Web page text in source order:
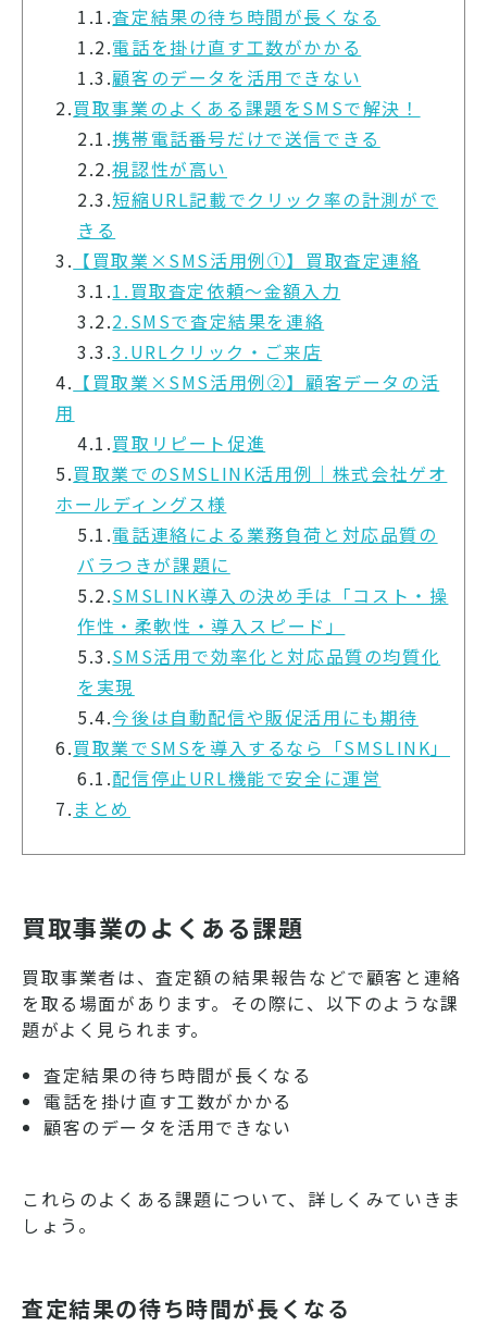
1.1.査定結果の待ち時間が長くなる
1.2.電話を掛け直す工数がかかる
1.3.顧客のデータを活用できない
2.買取事業のよくある課題をSMSで解決！
2.1.携帯電話番号だけで送信できる
2.2.視認性が高い
2.3.短縮URL記載でクリック率の計測がで
きる
3. 【買取業×SMS活用例①】買取査定連絡
3.1.1.買取査定依頼〜金額入力
3.2.2.SMSで査定結果を連絡
3.3.3.URLクリック・ご来店
4. 【買取業×SMS活用例②】顧客データの活
用
4.1.買取リピート促進
5.買取業でのSMSLINK活用例｜株式会社ゲオ
ホールディングス様
5.1.電話連絡による業務負荷と対応品質の
バラつきが課題に
5.2.SMSLINK導入の決め手は「コスト・操
作性・柔軟性・導入スピード」
5.3.SMS活用で効率化と対応品質の均質化
を実現
5.4.今後は自動配信や販促活用にも期待
6.買取業でSMSを導入するなら「SMSLINK」
6.1.配信停止URL機能で安全に運営
7. まとめ
買取事業のよくある課題
買取事業者は、査定額の結果報告などで顧客と連絡
を取る場面があります。その際に、以下のような課
題がよく見られます。
査定結果の待ち時間が長くなる
電話を掛け直す工数がかかる
顧客のデータを活用できない
これらのよくある課題について、詳しくみていきま
しょう。
査定結果の待ち時間が長くなる